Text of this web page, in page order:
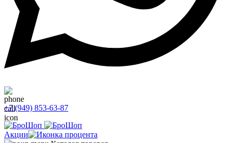
+7 (949) 853-63-87
Акции